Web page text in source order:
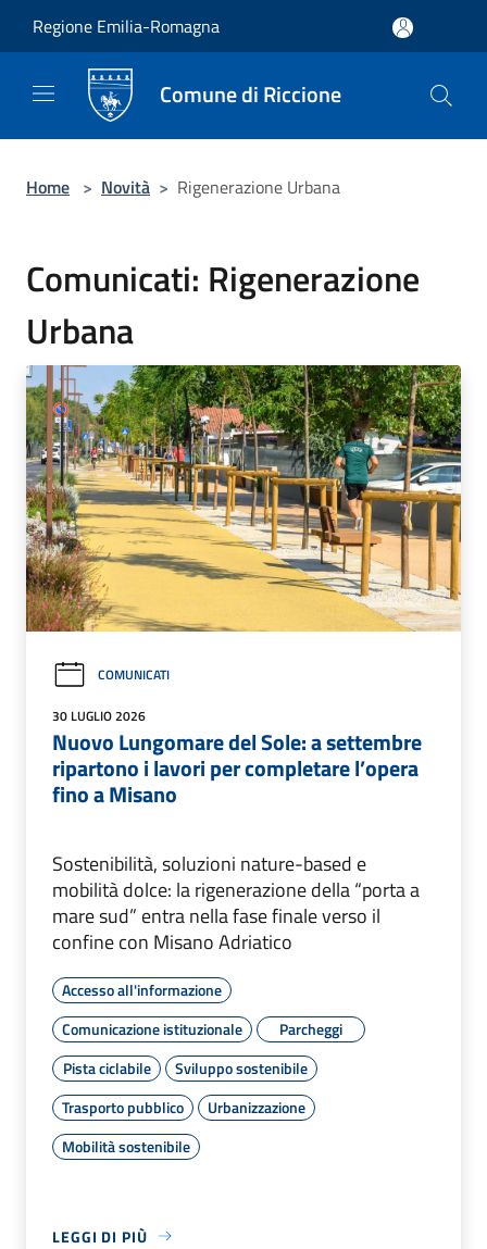
Regione Emilia-Romagna
Comune di Riccione
Home > Novità > Rigenerazione Urbana
Comunicati: Rigenerazione
Urbana
COMUNICATI
30 LUGLIO 2026
Nuovo Lungomare del Sole: a settembre
ripartono i lavori per completare l’opera
fino a Misano
Sostenibilità, soluzioni nature-based e
mobilità dolce: la rigenerazione della “porta a
mare sud” entra nella fase finale verso il
confine con Misano Adriatico
Accesso all'informazione
Comunicazione istituzionale
Parcheggi
Pista ciclabile
Sviluppo sostenibile
Trasporto pubblico
Urbanizzazione
Mobilità sostenibile
LEGGI DI PIÙ